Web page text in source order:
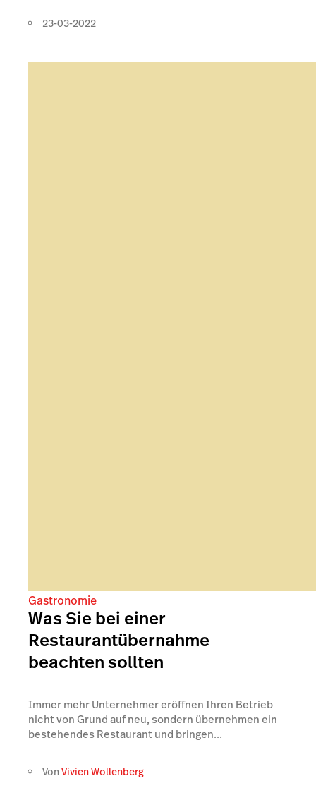
23-03-2022
Gastronomie
Was Sie bei einer
Restaurantübernahme
beachten sollten
Immer mehr Unternehmer eröffnen Ihren Betrieb
nicht von Grund auf neu, sondern übernehmen ein
bestehendes Restaurant und bringen...
VonVivien Wollenberg